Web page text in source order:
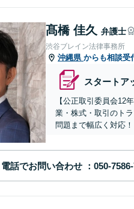
髙橋 佳久 弁護士
渋谷ブレイン法律事務所
沖縄県 からも相談受
スタートア
【公正取引委員会12
業・株式・取引のト
問題まで幅広く対応！
電話でお問い合わせ